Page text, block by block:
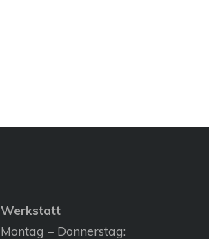
Werkstatt
Montag – Donnerstag: